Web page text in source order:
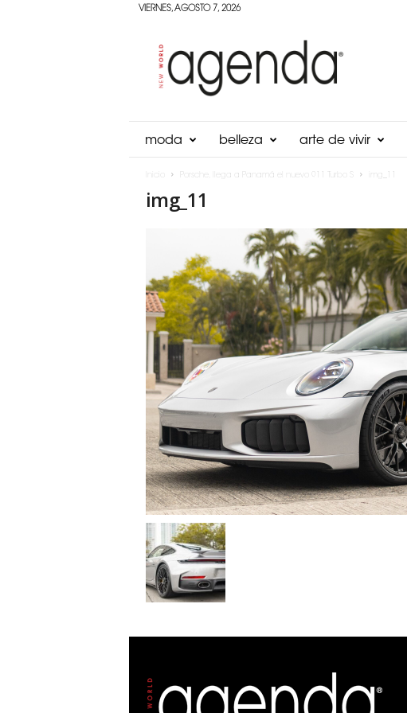
VIERNES, AGOSTO 7, 2026
Panama
moda belleza arte de vivir
Porsche, llega a Panamá el nuevo 911 Turbo S img_11
img_11